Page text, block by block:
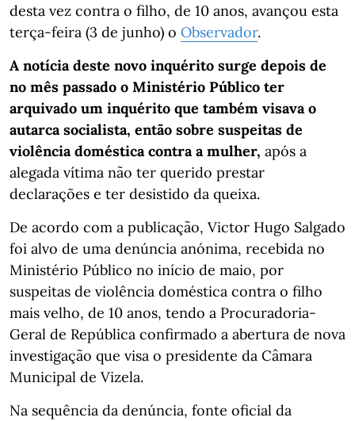
desta vez contra o filho, de 10 anos, avançou esta
terça-feira (3 de junho) o Observador.
A notícia deste novo inquérito surge depois de
no mês passado o Ministério Público ter
arquivado um inquérito que também visava o
autarca socialista, então sobre suspeitas de
violência doméstica contra a mulher, após a
alegada vítima não ter querido prestar
declarações e ter desistido da queixa.
De acordo com a publicação, Victor Hugo Salgado
foi alvo de uma denúncia anónima, recebida no
Ministério Público no início de maio, por
suspeitas de violência doméstica contra o filho
mais velho, de 10 anos, tendo a Procuradoria-
Geral de República confirmado a abertura de nova
investigação que visa o presidente da Câmara
Municipal de Vizela.
Na sequência da denúncia, fonte oficial da